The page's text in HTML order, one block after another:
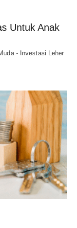
Untuk Anak
- Investasi Leher